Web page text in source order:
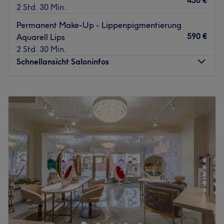
2 Std. 30 Min.
Permanent Make-Up - Lippenpigmentierung
Aquarell Lips
2 Std. 30 Min.
590 €
Schnellansicht Saloninfos
Dienstag
09:00–19:00
Mittwoch
10:00
11:00
Freitag
09:00
19:00
Samstag
09:00 – 16:00
Sonntag
Geschlossen
Bei GET UR LOOK - Make-up - Hair - Beauty -
Photography im Frankfurter Ostend erwartet dich nicht
nur ein elegantes, luxuriöses und modernes Ambiente mit
wunderschöner Einrichtung, sondern vor allem ein großes